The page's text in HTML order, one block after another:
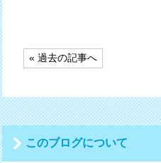
投
稿
ナ
ビ
ゲ
ー
シ
ョ
ン
« 過去の記事へ
このブログについて